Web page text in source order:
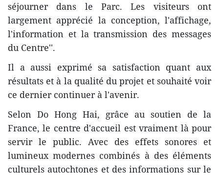
séjourner dans le Parc. Les visiteurs ont
largement apprécié la conception, l'affichage,
l'information et la transmission des messages
du Centre''.
Il a aussi exprimé sa satisfaction quant aux
résultats et à la qualité du projet et souhaité voir
ce dernier continuer à l'avenir.
Selon Do Hong Hai, grâce au soutien de la
France, le centre d'accueil est vraiment là pour
servir le public. Avec des effets sonores et
lumineux modernes combinés à des éléments
culturels autochtones et des informations sur le